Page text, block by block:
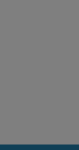
Achiziții